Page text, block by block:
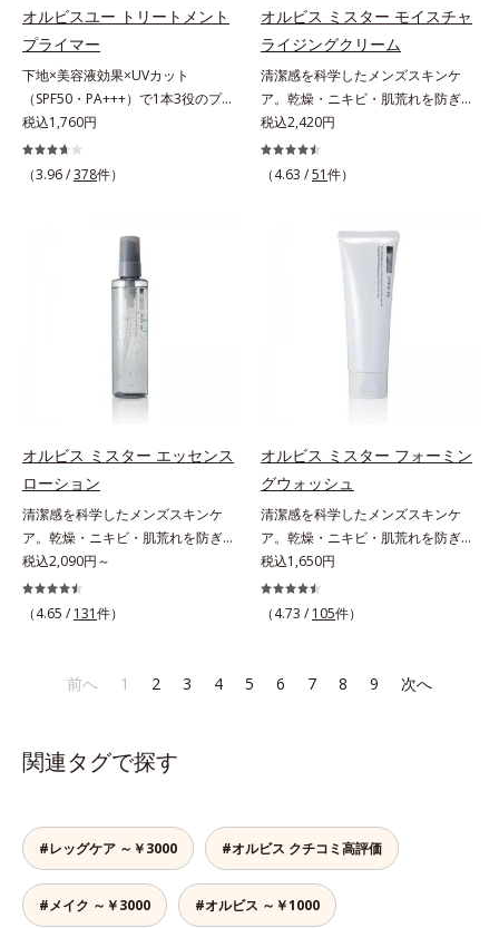
角層*5 乾燥による*6 洗浄によ
る物理的効果*7 うるおいによる
*8 乾燥、ハリ・ツヤのなさ*9
保湿成分*10 ロニセラカエルレア
果汁、ノバラエキス配合＝うるおい
を与えハリと透明感に満ちた肌へ導
く保湿成分*11 メマツヨイグサ抽
出液、スイカズラエキス配合＝角層
ロニセラカエルレア果汁、ノバラエ
キス配合＝うるおいを与えハリと透
明感に満ちた肌へ導く保湿成分*9
メマツヨイグサ抽出液、スイカズラ
エキス配合＝角層のすみずみまで水
分・油分を保ち、ハリ・ツヤを与え
る保湿成分*10 気持ちのこと各商品
の詳しい情報は商品ページをご覧く
に包まれた水分保持力の高い粉体や
和漢植物由来成分をはじめとした、
肌をいたわる保湿成分をたっぷり配
合しました。肌にやさしいだけでな
く、毛穴や凸凹、赤みをカバーし
て、自然な陶器肌を叶えます。*1
乾燥など*2 すべての人に皮膚刺激
がおきないというわけではありませ
用。髪のうねりを抑え、スタイリン
グのしやすい、ずっと触れていたく
なるうるツヤ髪へと導きます。ヒノ
キ、ラベンダー、ゼラニウムによる
リフレッシュアロマの香りで、バス
ルームがここちよいリラックス空間
に。*1 うねり、パサつき*2 保湿成
分
オルビスユー トリートメント
プライマー
下地×美容液効果×UVカット
（SPF50・PA+++）で1本3役のプラ
イマー。凹凸をつるんとなめらかに
(*1)整え、化粧ノリUPの高機能化粧
下地。“塗るたび高まる、素肌の美
る小ジワをカバーしてハリ肌に整え
る高機能化粧下地毛穴や小ジワの凹
凸をつるんとなめらかに(*1)。スキ
ンケア発想の化粧下地です。保湿成
分が肌全層(*2)に働きかけて、肌の
うるおいをグンとアップ＆リッチな
クリームのようにぴたっと密着。乾
燥による小ジワを目立たなく(*1)
す。むやみに隠すのではなくふわり
アのW効果で軽やかな美肌を印象づ
けます。紫外線吸収剤フリーなのに
高SPF値、さらにスキンプロテクト
複合成分(*3)が、ブルーライト、紫
外線、大気中の微粒子汚れなどの外
的ダメージから肌表面をガードしま
でも、ただ隠すだけでなく、乾きや
ーします。【ラスティング効果】皮
脂選択テカリ防止成分(*5)テカリの
はしっかり残すことでカバー力を保
ちます。*1 メイク効果による*2 角
層の範囲内*3 スキンプロテクト※
複合成分配合＝肌を保護し、乾燥を
防ぐ複合成分 ※ ビルベリー葉エ
税込1,760円
（3.96 /378件）
オルビス ミスター モイスチャ
ライジングクリーム
清潔感を科学したメンズスキンケ
ア。乾燥・ニキビ・肌荒れを防ぎハ
リ・ツヤのある、好印象な清潔透明
肌(*1)へ。オルビスミスターは、男
性の清潔感、爽やかさ、若々しさの
であること(*2)を業界で初めて発見
(*3)。ニキビ・肌荒れ予防有効成分
と保湿成分を新たに配合。これまで
の乾燥・テカリへのケアはそのまま
ローチする進化を遂げました。うる
アイテム同士をなじみやすくする
「うるおいコネクト設計」を採用。
8アイテム分の機能を3ステップに集
約し、よりシンプルなお手入れで、
ハリ・ツヤのある好印象な清潔透明
肌(*1)へ導きます。*1 うるおいによ
る透明感のある肌*2 男性の顔画像
を用いた印象評価において、基準画
かさ印象が高く評価されたこと*3
税込2,420円
（4.63 /51件）
オルビス ミスター エッセンス
ローション
清潔感を科学したメンズスキンケ
ア。乾燥・ニキビ・肌荒れを防ぎハ
リ・ツヤのある、好印象な清潔透明
肌(*1)へ。オルビス ミスターは、男
性の清潔感、爽やかさ、若々しさの
であること(*2)を業界で初めて発見
の乾燥・テカリへのケアはそのまま
に、肌荒れ・ニキビ予防など“今”の
ローチする進化を遂げました。うる
おいを逃しやすい男性肌に着目し、
アイテム同士をなじみやすくする
「うるおいコネクト設計」を採用。
税込2,090円～
（4.65 / 131件）
オルビス ミスター フォーミン
グウォッシュ
清潔感を科学したメンズスキンケ
ア。乾燥・ニキビ・肌荒れを防ぎハ
リ・ツヤのある、好印象な清潔透明
肌(*1)へ。オルビス ミスターは、男
性の清潔感、爽やかさ、若々しさの
であること(*2)を業界で初めて発見
ローチする進化を遂げました。うる
おいを逃しやすい男性肌に着目し、
アイテム同士をなじみやすくする
「うるおいコネクト設計」を採用。
税込1,650円
（4.73 / 105件）
前へ 1 2 3 4 5 6 7 8 9 次へ
関連タグで探す
#レッグケア ～￥3000 #オルビス クチコミ高評価
#メイク ～￥3000 #オルビス ～￥1000